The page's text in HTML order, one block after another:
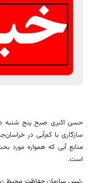
حسن اکبری صبح پنج شنبه
سازگاری با کم‌آبی در
منابع آبی که همواره مورد
است.